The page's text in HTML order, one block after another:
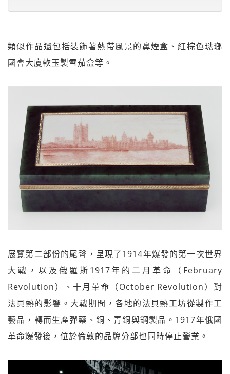
類似作品還包括裝飾著熱帶風景的鼻煙盒、紅棕色琺瑯
國會大廈軟玉製雪茄盒等。
展覽第二部份的尾聲，呈現了1914年爆發的第一次世界
大戰，以及俄羅斯1917年的二月革命（February
Revolution）、十月革命（October Revolution）對
法貝熱的影響。大戰期間，各地的法貝熱工坊從製作工
藝品，轉而生產彈藥、銅、青銅與鋼製品。1917年俄國
革命爆發後，位於倫敦的品牌分部也同時停止營業。